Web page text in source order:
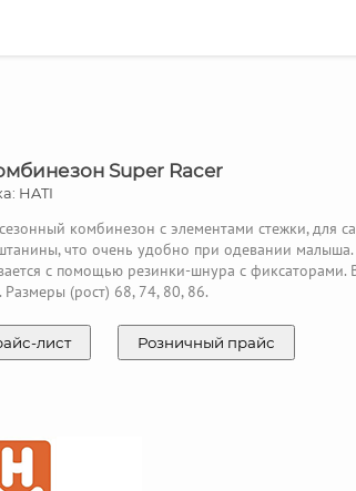
Super Racer
HATI
комбинезон с элементами стежки, для
что очень удобно при одевании
с помощью резинки-шнура с фиксаторами.
Размеры (рост) 68, 74, 80, 86.
лист Розничный прайс